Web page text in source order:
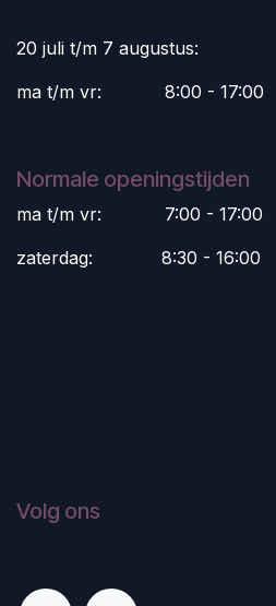
20 juli t/m 7 augustus:
ma t/m vr:
​8:00 - 17:00
Normale openingstijden
ma t/m vr:
​7:00 - 17:00
zaterdag:
​8:30 - 16:00
Volg ons